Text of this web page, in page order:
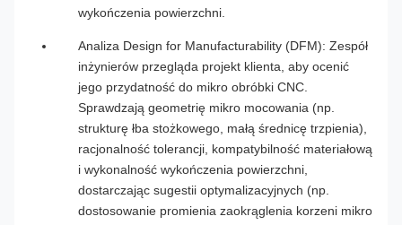
wykończenia powierzchni.
Analiza Design for Manufacturability (DFM): Zespół
inżynierów przegląda projekt klienta, aby ocenić
jego przydatność do mikro obróbki CNC.
Sprawdzają geometrię mikro mocowania (np.
strukturę łba stożkowego, małą średnicę trzpienia),
racjonalność tolerancji, kompatybilność materiałową
i wykonalność wykończenia powierzchni,
dostarczając sugestii optymalizacyjnych (np.
dostosowanie promienia zaokrąglenia korzeni mikro